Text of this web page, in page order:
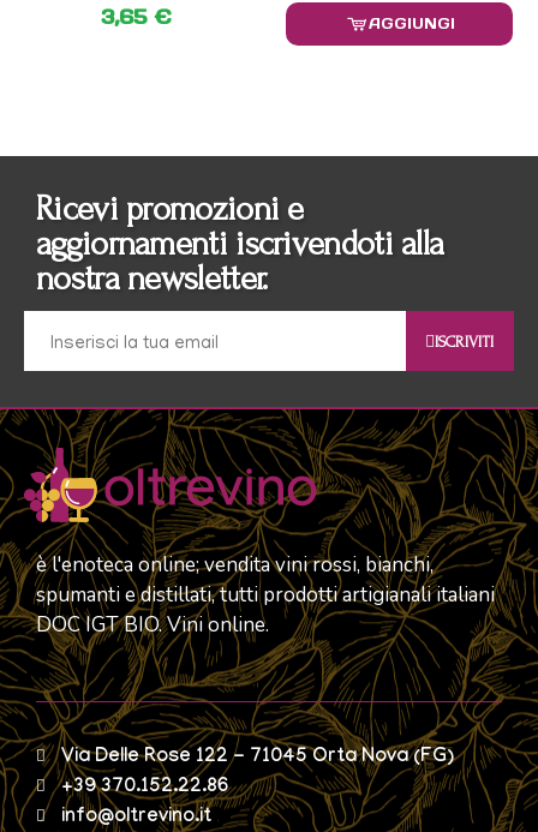
3,65 € AGGIUNGI
Ricevi promozioni e
aggiornamenti iscrivendoti alla
nostra newsletter.
ISCRIVITI
è l'enoteca online; vendita vini rossi, bianchi,
spumanti e distillati, tutti prodotti artigianali italiani
DOC IGT BIO. Vini online.
Via Delle Rose 122 - 71045 Orta Nova (FG)
+39 370.152.22.86
info@oltrevino.it